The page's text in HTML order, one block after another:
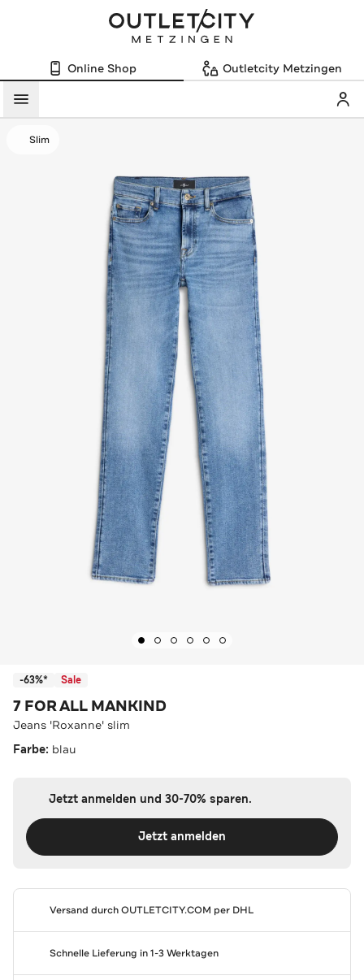
Online Shop Outletcity Metzingen
Menü
Slim
-63%* Sale
7 FOR ALL MANKIND
Jeans 'Roxanne' slim
Farbe: blau
Jetzt anmelden und 30-70% sparen.
Jetzt anmelden
Versand durchOUTLETCITY.COM per DHL
Schnelle Lieferung in 1-3 Werktagen